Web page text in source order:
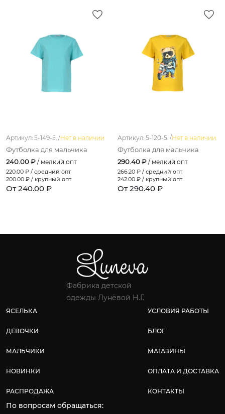
Артикул: 5-149-5. /Нет в наличии
Футболка для мальчика
240.00 ₽ / мелкий опт
220.00 ₽ / средний опт
200.00 ₽ / крупный опт
От 240.00 ₽
Артикул: 5-120-5. /Нет в наличии
Футболка для мальчика
290.40 ₽ / мелкий опт
266.20 ₽ / средний опт
242.00 ₽ / крупный опт
От 290.40 ₽
Фабрика детской
одежды Лунёвой Н.Г.
ЯСЕЛЬКА
ДЕВОЧКИ
МАЛЬЧИКИ
НОВИНКИ
РАСПРОДАЖА
УСЛОВИЯ РАБОТЫ
БЛОГ
МАГАЗИНЫ
ОПЛАТА И ДОСТАВКА
КОНТАКТЫ
По вопросам обращаться: